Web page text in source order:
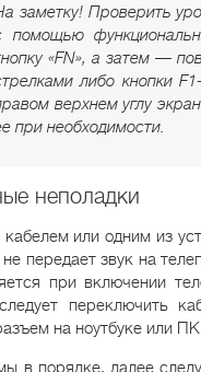
заметку! Проверить
помощью
«FN», а затем —
либо кнопки
верхнем углу
при необходимости.
неполадки
или одним из
передает звук на
при включении
переключить
на ноутбуке или
в порядке, далее